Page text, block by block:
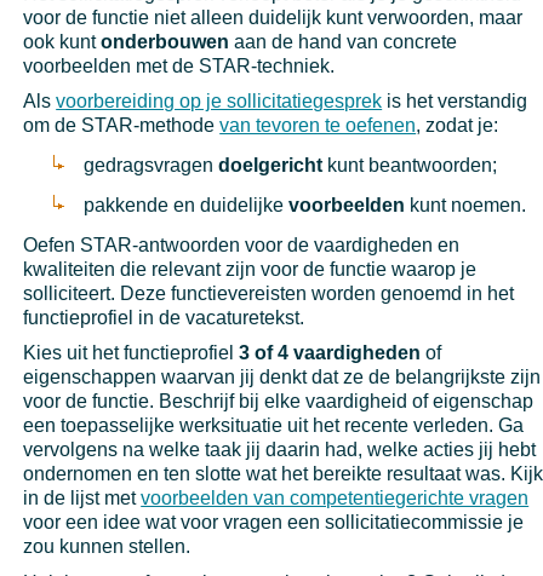
voor de functie niet alleen duidelijk kunt verwoorden, maar
ook kuntonderbouwen aan de hand van concrete
voorbeelden met de STAR-techniek.
Alsvoorbereiding op je sollicitatiegesprek is het verstandig
om de STAR-methodevan tevoren te oefenen, zodat je:
gedragsvragen doelgerichtkunt beantwoorden;
pakkende en duidelijke voorbeelden kunt noemen.
Oefen STAR-antwoorden voor de vaardigheden en
kwaliteiten die relevant zijn voor de functie waarop je
solliciteert. Deze functievereisten worden genoemd in het
functieprofiel in de vacaturetekst.
Kies uit het functieprofiel3 of 4 vaardigheden of
eigenschappen waarvan jij denkt dat ze de belangrijkste zijn
voor de functie. Beschrijf bij elke vaardigheid of eigenschap
een toepasselijke werksituatie uit het recente verleden. Ga
vervolgens na welke taak jij daarin had, welke acties jij hebt
ondernomen en ten slotte wat het bereikte resultaat was. Kijk
in de lijst metvoorbeelden van competentiegerichte vragen
voor een idee wat voor vragen een sollicitatiecommissie je
zou kunnen stellen.